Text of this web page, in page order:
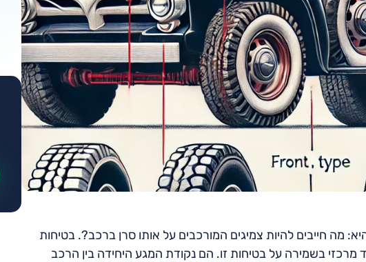
מה חייבים להיות צמיגים המורכבים על אותו סרן ברכב?. בטיחות
בשמירה על בטיחות זו. הם נקודת המגע היחידה בין הרכב